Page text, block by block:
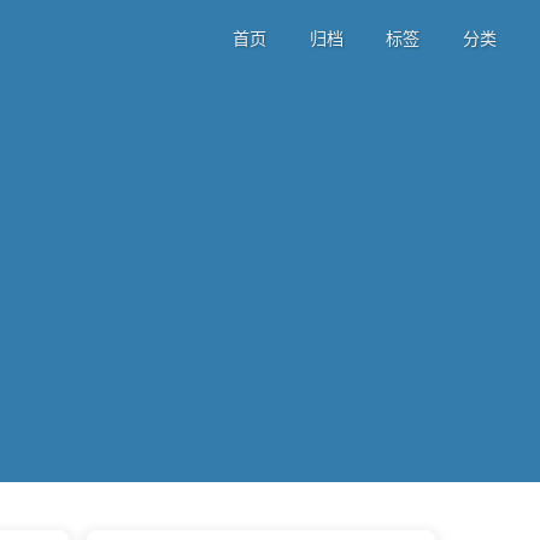
首页 归档 标签 分类